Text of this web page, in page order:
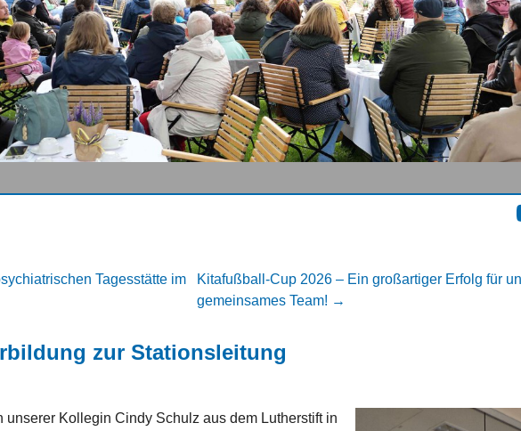
Tagesstätte im
Kitafußball-Cup 2026 – Ein großartiger Erfolg für
gemeinsames Team! →
zur Stationsleitung
unserer Kollegin Cindy Schulz aus dem Lutherstift in